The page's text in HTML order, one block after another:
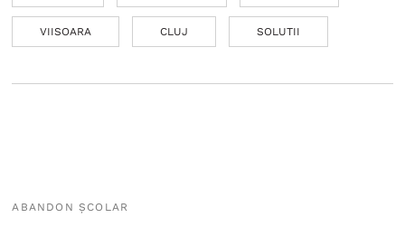
VIISOARA CLUJ SOLUTII
ABANDON ȘCOLAR